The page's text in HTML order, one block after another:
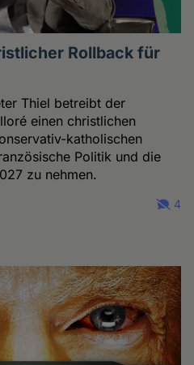
Rollback für
Thiel betreibt der
einen christlichen
katholischen
Politik und die
zu nehmen.
4